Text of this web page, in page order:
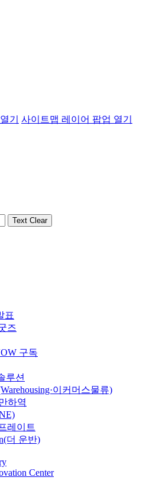
사이트맵 레이어 팝업 열기
Text Clear
표
즈
구독
루션
이커머스물류)
하역
레이트
더 운반)
Center